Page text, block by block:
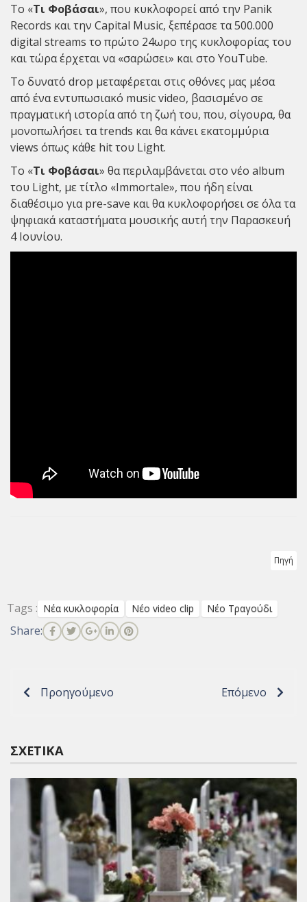
Το «Τι Φοβάσαι», που κυκλοφορεί από την Panik
Records και την Capital Music, ξεπέρασε τα 500.000
digital streams το πρώτο 24ωρο της κυκλοφορίας του
και τώρα έρχεται να «σαρώσει» και στο YouTube.
Το δυνατό drop μεταφέρεται στις οθόνες μας μέσα
από ένα εντυπωσιακό music video, βασισμένο σε
πραγματική ιστορία από τη ζωή του, που, σίγουρα, θα
μονοπωλήσει τα trends και θα κάνει εκατομμύρια
views όπως κάθε hit του Light.
Το «Τι Φοβάσαι» θα περιλαμβάνεται στο νέο album
του Light, με τίτλο «Immortale», που ήδη είναι
διαθέσιμο για pre-save και θα κυκλοφορήσει σε όλα τα
ψηφιακά καταστήματα μουσικής αυτή την Παρασκευή
4 Ιουνίου.
Πηγή
Tags : Νέα κυκλοφορία Νέο video clip Νέο Τραγούδι
Share:
Προηγούμενο Επόμενο
ΣΧΕΤΙΚΆ